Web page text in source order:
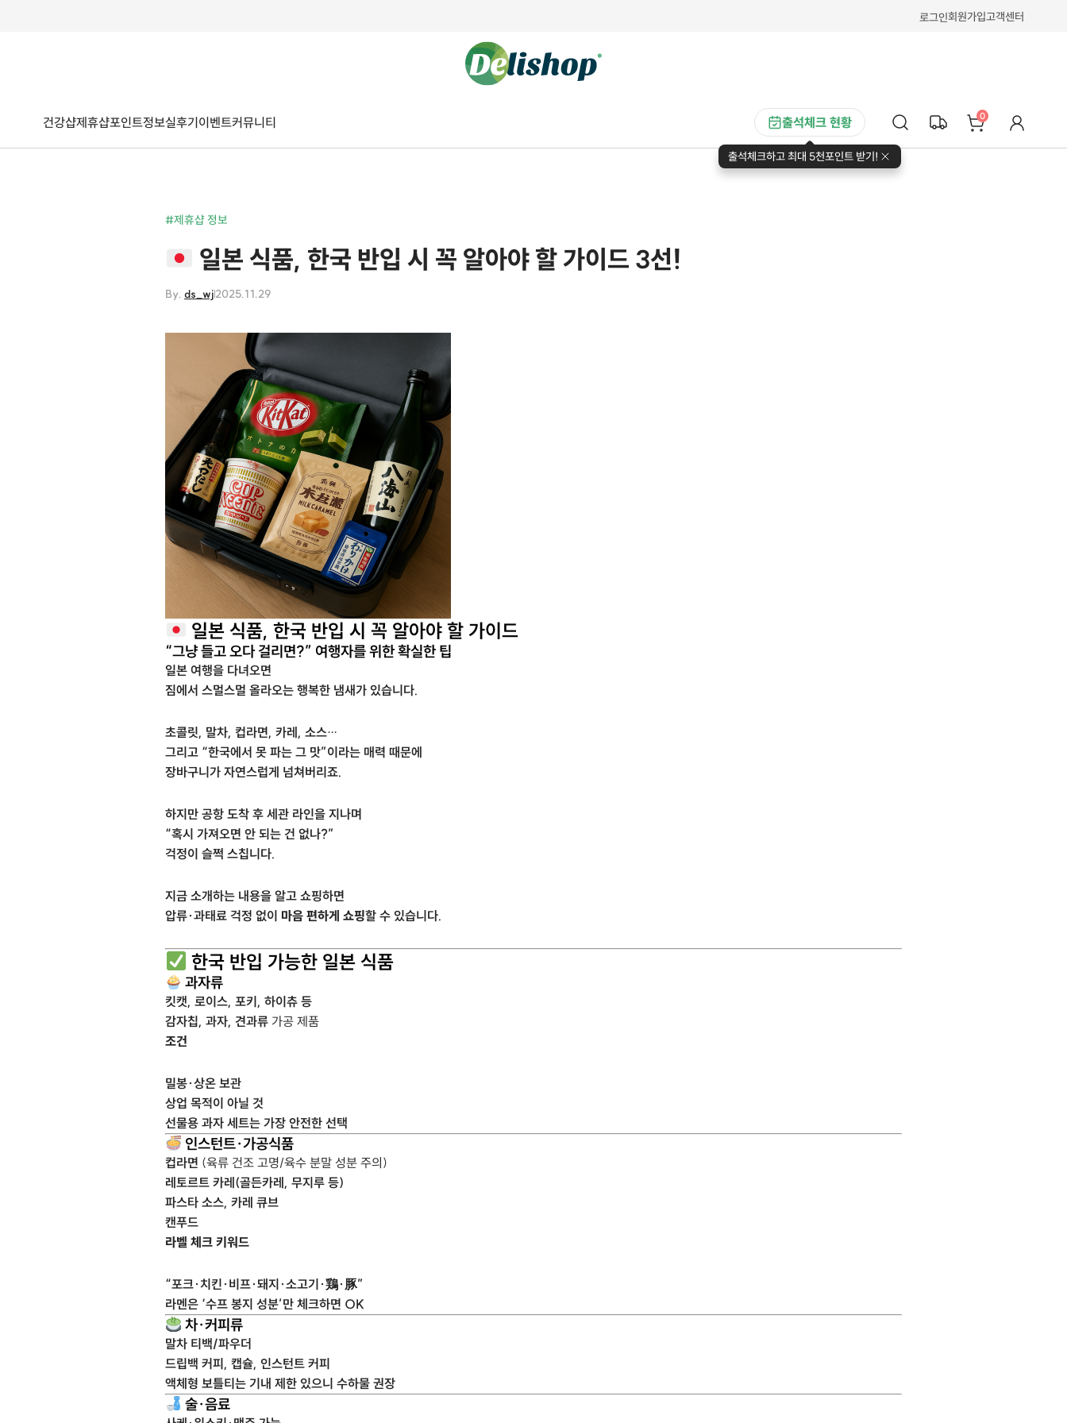
로그인회원가입고객센터
출석체크 현황
출석체크하고 최대 5천포인트 받기!
0
건강샵제휴샵포인트정보실후기이벤트커뮤니티
#제휴샵 정보
일본 식품, 한국 반입 시 꼭 알아야 할 가이드 3선!
By. ds_wj2025.11.29
일본 식품, 한국 반입 시 꼭 알아야 할 가이드
“그냥 들고 오다 걸리면?” 여행자를 위한 확실한 팁
일본 여행을 다녀오면
짐에서 스멀스멀 올라오는 행복한 냄새가 있습니다.
초콜릿, 말차, 컵라면, 카레, 소스…
그리고 “한국에서 못 파는 그 맛”이라는 매력 때문에
장바구니가 자연스럽게 넘쳐버리죠.
하지만 공항 도착 후 세관 라인을 지나며
“혹시 가져오면 안 되는 건 없나?”
걱정이 슬쩍 스칩니다.
지금 소개하는 내용을 알고 쇼핑하면
압류·과태료 걱정 없이 마음 편하게 쇼핑할 수 있습니다.
한국 반입 가능한 일본 식품
과자류
킷캣, 로이스, 포키, 하이츄 등
감자칩, 과자, 견과류 가공 제품
조건
밀봉·상온 보관
상업 목적이 아닐 것
선물용 과자 세트는 가장 안전한 선택
인스턴트·가공식품
컵라면 (육류 건조 고명/육수 분말 성분 주의)
레토르트 카레(골든카레, 무지루 등)
파스타 소스, 카레 큐브
캔푸드
라벨 체크 키워드
“포크·치킨·비프·돼지·소고기·鶏·豚”
라멘은 ‘수프 봉지 성분’만 체크하면 OK
차·커피류
말차 티백/파우더
드립백 커피, 캡슐, 인스턴트 커피
액체형 보틀티는 기내 제한 있으니 수하물 권장
술·음료